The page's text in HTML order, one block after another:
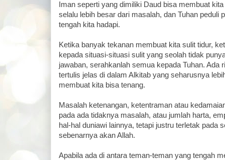
Iman seperti yang dimiliki Daud bisa membuat
selalu lebih besar dari masalah, dan Tuhan peduli
tengah kita hadapi.
Ketika banyak tekanan membuat kita sulit tidur,
kepada situasi-situasi sulit yang seolah tidak
jawaban, serahkanlah semua kepada Tuhan. Ada
tertulis jelas di dalam Alkitab yang seharusnya
membuat kita bisa tenang.
Masalah ketenangan, ketentraman atau
pada ada tidaknya masalah, atau jumlah harta,
hal-hal duniawi lainnya, tetapi justru terletak pada
sebenarnya akan Allah.
Apabila ada di antara teman-teman yang tengah